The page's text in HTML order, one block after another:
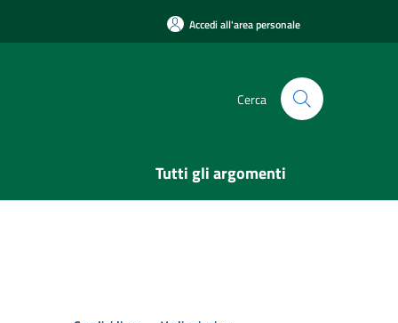
Accedi all'area personale
Cerca
Tutti gli argomenti